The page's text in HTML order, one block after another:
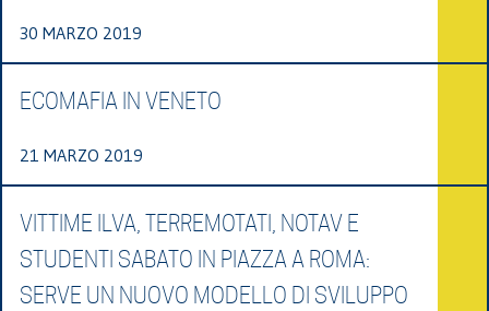
30 MARZO 2019
ECOMAFIA IN VENETO
21 MARZO 2019
VITTIME ILVA, TERREMOTATI, NOTAV E
STUDENTI SABATO IN PIAZZA A ROMA:
SERVE UN NUOVO MODELLO DI SVILUPPO